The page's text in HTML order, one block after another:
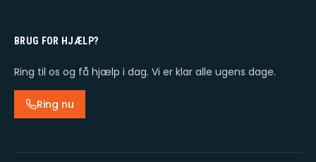
BRUG FOR HJÆLP?
Ring til os og få hjælp i dag. Vi er klar alle ugens dage.
Ring nu